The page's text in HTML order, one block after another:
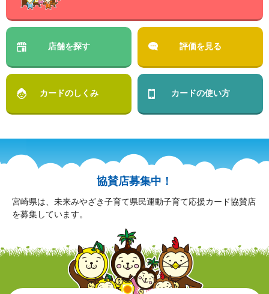
店舗を探す 評価を見る
カードのしくみ カードの使い方
協賛店募集中！
宮崎県は、未来みやざき子育て県民運動子育て応援カード協賛店
を募集しています。